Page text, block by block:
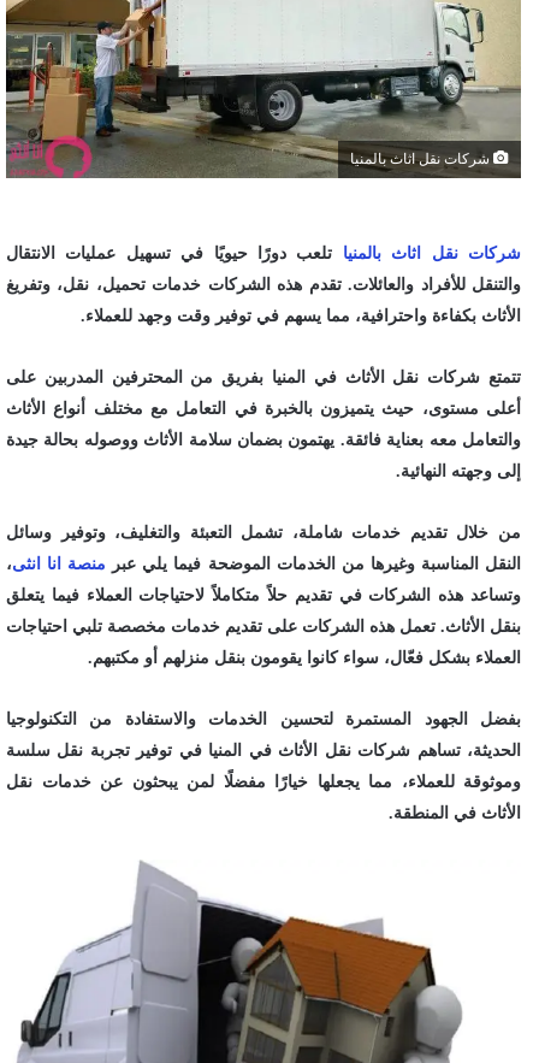
شركات نقل اثاث بالمنيا
شركات نقل اثاث بالمنيا تلعب دورًا حيويًا في تسهيل عمليات الانتقال
والتنقل للأفراد والعائلات. تقدم هذه الشركات خدمات تحميل، نقل، وتفريغ
الأثاث بكفاءة واحترافية، مما يسهم في توفير وقت وجهد للعملاء.
تتمتع شركات نقل الأثاث في المنيا بفريق من المحترفين المدربين على
أعلى مستوى، حيث يتميزون بالخبرة في التعامل مع مختلف أنواع الأثاث
والتعامل معه بعناية فائقة. يهتمون بضمان سلامة الأثاث ووصوله بحالة جيدة
إلى وجهته النهائية.
من خلال تقديم خدمات شاملة، تشمل التعبئة والتغليف، وتوفير وسائل
النقل المناسبة وغيرها من الخدمات الموضحة فيما يلي عبر منصة انا انثى،
وتساعد هذه الشركات في تقديم حلاً متكاملاً لاحتياجات العملاء فيما يتعلق
بنقل الأثاث. تعمل هذه الشركات على تقديم خدمات مخصصة تلبي احتياجات
العملاء بشكل فعّال، سواء كانوا يقومون بنقل منزلهم أو مكتبهم.
بفضل الجهود المستمرة لتحسين الخدمات والاستفادة من التكنولوجيا
الحديثة، تساهم شركات نقل الأثاث في المنيا في توفير تجربة نقل سلسة
وموثوقة للعملاء، مما يجعلها خيارًا مفضلًا لمن يبحثون عن خدمات نقل
الأثاث في المنطقة.